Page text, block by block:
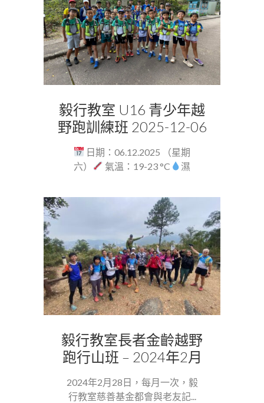
毅行教室 U16 青少年越
野跑訓練班 2025-12-06
日期：06.12.2025 （星期
六）
氣溫：19-23 °C
濕
毅行教室長者金齡越野
跑行山班 – 2024年2月
2024年2月28日，每月一次，毅
行教室慈善基金都會與老友記...